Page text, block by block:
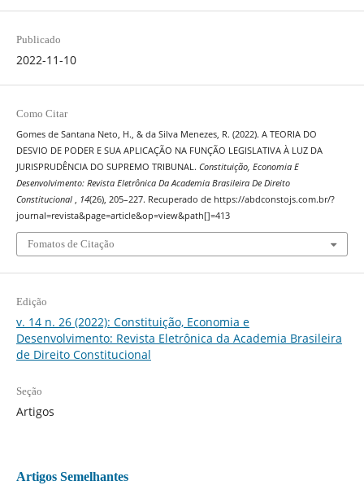
Publicado
2022-11-10
Como Citar
Gomes de Santana Neto, H., & da Silva Menezes, R. (2022). A TEORIA DO
DESVIO DE PODER E SUA APLICAÇÃO NA FUNÇÃO LEGISLATIVA À LUZ DA
JURISPRUDÊNCIA DO SUPREMO TRIBUNAL. Constituição, Economia E
Desenvolvimento: Revista Eletrônica Da Academia Brasileira De Direito
Constitucional
14(26), 205–227. Recuperado de https://abdconstojs.com.br/?
journal=revista&page=article&op=view&path[]=413
Fomatos de Citação
Edição
v. 14 n. 26 (2022): Constituição, Economia e
Desenvolvimento: Revista Eletrônica da Academia Brasileira
de Direito Constitucional
Seção
Artigos
Artigos Semelhantes